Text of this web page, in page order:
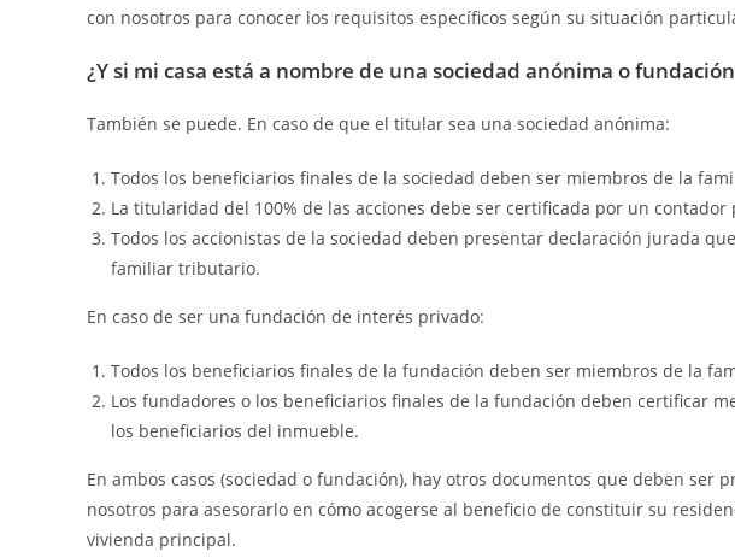
con nosotros para conocer los requisitos específicos según su situación
¿Y si mi casa está a nombre de una sociedad anónima o
También se puede. En caso de que el titular sea una sociedad anónima:
Todos los beneficiarios finales de la sociedad deben ser miembros de la
La titularidad del 100% de las acciones debe ser certificada por un contador
Todos los accionistas de la sociedad deben presentar declaración jurada
familiar tributario.
En caso de ser una fundación de interés privado:
Todos los beneficiarios finales de la fundación deben ser miembros de la
Los fundadores o los beneficiarios finales de la fundación deben certificar
los beneficiarios del inmueble.
En ambos casos (sociedad o fundación), hay otros documentos que deben ser
nosotros para asesorarlo en cómo acogerse al beneficio de constituir su
vivienda principal.